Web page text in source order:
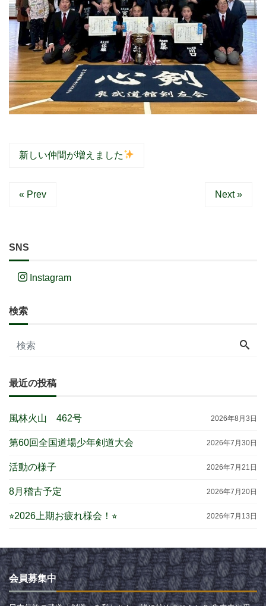
新しい仲間が増えました
« Prev Next »
SNS
Instagram
検索
最近の投稿
風林火山 462号 2026年8月3日
第60回全国道場少年剣道大会 2026年7月30日
活動の様子 2026年7月21日
8月稽古予定 2026年7月20日
⭐︎2026上期お疲れ様会！⭐︎ 2026年7月13日
会員募集中